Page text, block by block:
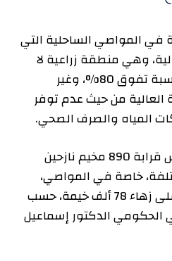
في المواصي الساحلية التي
وهي منطقة زراعية لا
تتوفر بها طرق معبدة بنسبة تفوق 80%، وغير
العالية من حيث عدم توفر
المياه والصرف الصحي.
وتضم محافظة خان يونس قرابة 890 مخيم نازحين
خاصة في المواصي،
وتحتوي هذه المخيمات على زهاء 78 ألف خيمة، حسب
الحكومي الدكتور إسماعيل